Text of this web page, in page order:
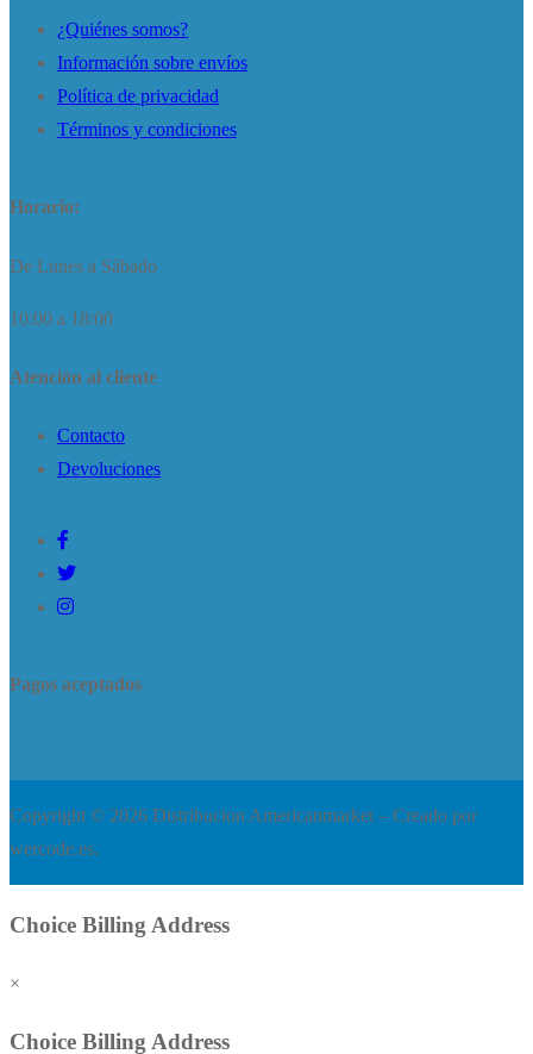
¿Quiénes somos?
Información sobre envíos
Política de privacidad
Términos y condiciones
Horario:
De Lunes a Sábado
10:00 a 18:00
Atención al cliente
Contacto
Devoluciones
Pagos aceptados
Copyright © 2026 Distribucion Americanmarket – Creado por
wercode.es.
Choice Billing Address
×
Choice Billing Address